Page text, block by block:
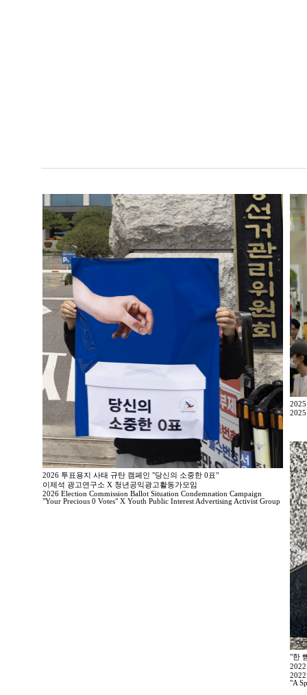
2026 투표용지 사태 규탄 캠페인 "당신의 소중한 0표"
이제석 광고연구소 X 청년공익광고활동가모임
2026 Election Commission Ballot Situation Condemnation Campaign
"Your Precious 0 Votes" X Youth Public Interest Advertising Activist Group
2025
"한
"A